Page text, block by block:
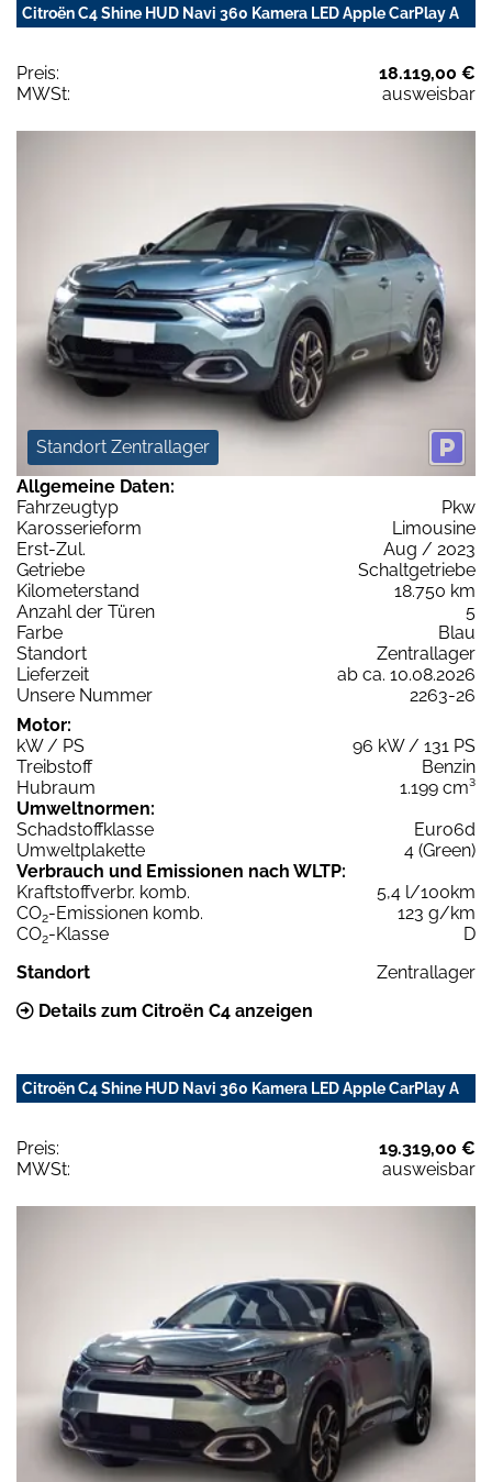
Citroën C4 Shine HUD Navi 360 Kamera LED Apple CarPlay A
Preis:
18.119,00 €
MWSt:
ausweisbar
Standort Zentrallager
Allgemeine Daten:
Fahrzeugtyp
Pkw
Karosserieform
Limousine
Erst-Zul.
Aug / 2023
Getriebe
Schaltgetriebe
Kilometerstand
18.750 km
Anzahl der Türen
5
Farbe
Blau
Standort
Zentrallager
Lieferzeit
ab ca. 10.08.2026
Unsere Nummer
2263-26
Motor:
kW / PS
96 kW / 131 PS
Treibstoff
Benzin
Hubraum
1.199 cm³
Umweltnormen:
Schadstoffklasse
Euro6d
Umweltplakette
4 (Green)
Verbrauch und Emissionen nach WLTP:
Kraftstoffverbr. komb.
5,4 l/100km
CO2-Emissionen komb.
123 g/km
CO2-Klasse
D
Standort
Zentrallager
Details zum Citroën C4 anzeigen
Citroën C4 Shine HUD Navi 360 Kamera LED Apple CarPlay A
Preis:
19.319,00 €
MWSt:
ausweisbar